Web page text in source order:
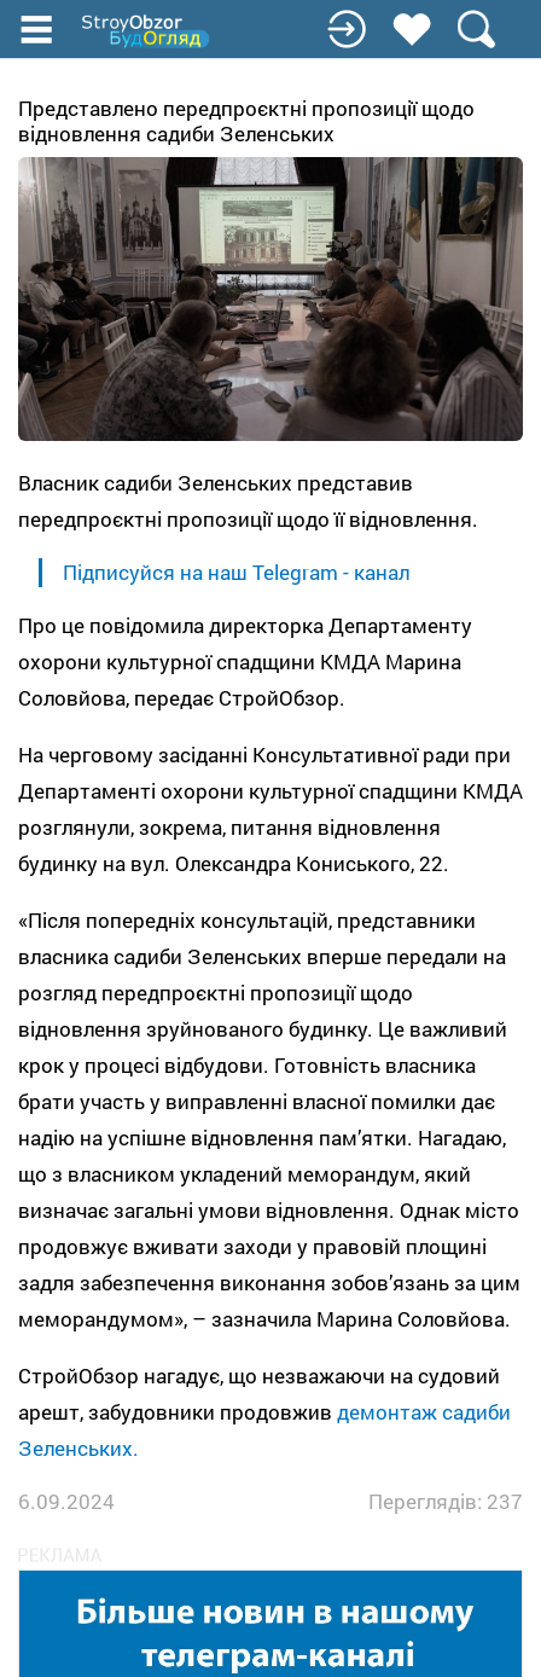
Перейти
содержанию
Представлено передпроєктні пропозиції щодо
відновлення садиби Зеленських
Власник садиби Зеленських представив
передпроєктні пропозиції щодо її відновлення.
Підписуйся на наш Telegram - канал
Про це повідомила директорка Департаменту
охорони культурної спадщини КМДА Марина
Соловйова, передає СтройОбзор.
На черговому засіданні Консультативної ради при
Департаменті охорони культурної спадщини КМДА
розглянули, зокрема, питання відновлення
будинку на вул. Олександра Кониського, 22.
«Після попередніх консультацій, представники
власника садиби Зеленських вперше передали на
розгляд передпроєктні пропозиції щодо
відновлення зруйнованого будинку. Це важливий
крок у процесі відбудови. Готовність власника
брати участь у виправленні власної помилки дає
надію на успішне відновлення пам’ятки. Нагадаю,
що з власником укладений меморандум, який
визначає загальні умови відновлення. Однак місто
продовжує вживати заходи у правовій площині
задля забезпечення виконання зобов’язань за цим
меморандумом», – зазначила Марина Соловйова.
СтройОбзор нагадує, що незважаючи на судовий
арешт, забудовники продовжив демонтаж садиби
Зеленських.
6.09.2024
Переглядів: 237